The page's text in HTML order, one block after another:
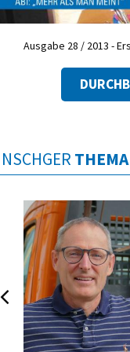
Ausgabe 28 / 2013 -
THEMA